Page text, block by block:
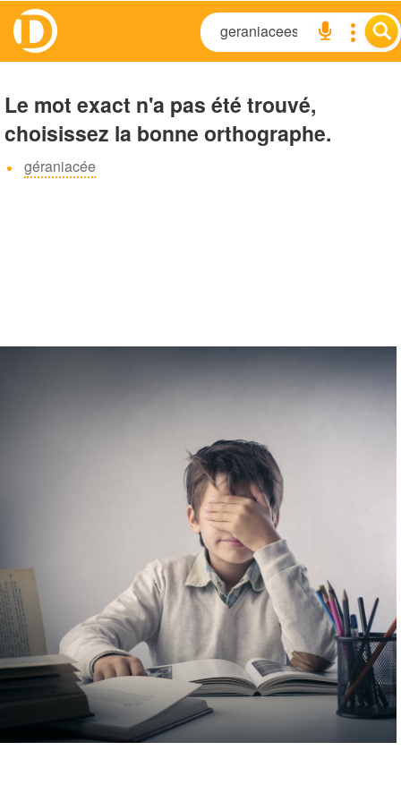
Le mot exact n'a pas été trouvé,
choisissez la bonne orthographe.
géraniacée